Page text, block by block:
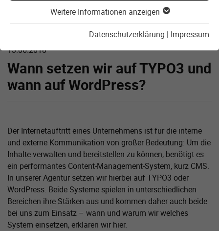
Weitere Informationen anzeigen
Datenschutzerklärung | Impressum
WordPress
13.06.2018
Wann setzen wir auf TYPO3 und
wann auf WordPress?
Der Internetauftritt eines Unternehmens ist für die interne
und externe Kommunikation von großer Bedeutung: Um die
Inhalte verwalten und bereitstellen zu können, benötigt es
ein performantes Content-Management-System, kurz CMS.
In unserer Agentur setzen wir hierbei auf TYPO3 oder
WordPress. Beide Systeme spielen in unterschiedlichen
Bereichen ihre Stärken aus und kommen daher auch beide
bei uns zum Einsatz – wann und warum wir welches
System einsetzen, erklären wir hier.